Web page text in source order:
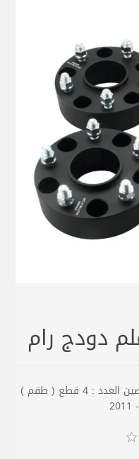
الماركة : الدفع الرباعي بلد الصنع : الصين العدد : 4 قطع ( طقم )